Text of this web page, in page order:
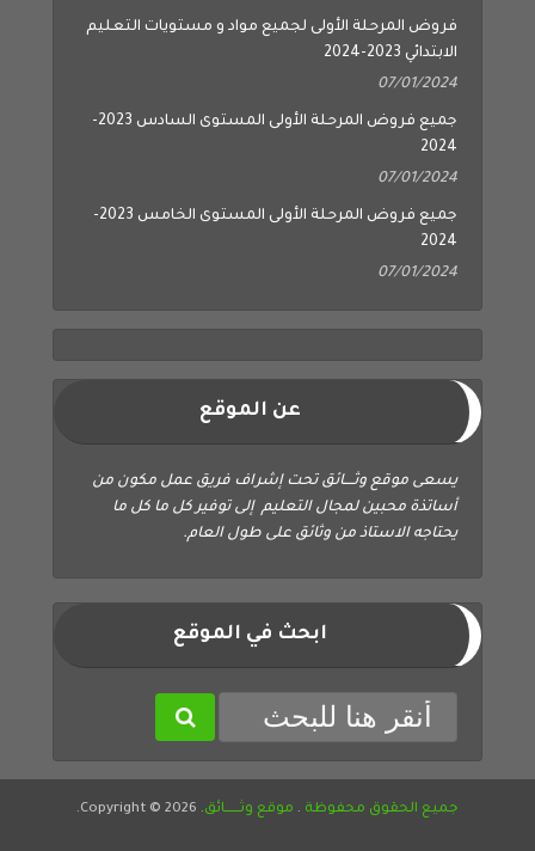
فروض المرحلة الأولى لجميع مواد و مستويات التعليم
الابتدائي 2023-2024
07/01/2024
جميع فروض المرحلة الأولى المستوى السادس 2023-
2024
07/01/2024
جميع فروض المرحلة الأولى المستوى الخامس 2023-
2024
07/01/2024
عن الموقع
يسعى موقع وثــــائق تحت إشراف فريق عمل مكون من
أساتذة محبين لمجال التعليم إلى توفير كل ما كل ما
يحتاجه الاستاذ من وثائق على طول العام.
ابحث في الموقع
جميع الحقوق محفوظة . موقع وثــــــائق. Copyright © 2026.